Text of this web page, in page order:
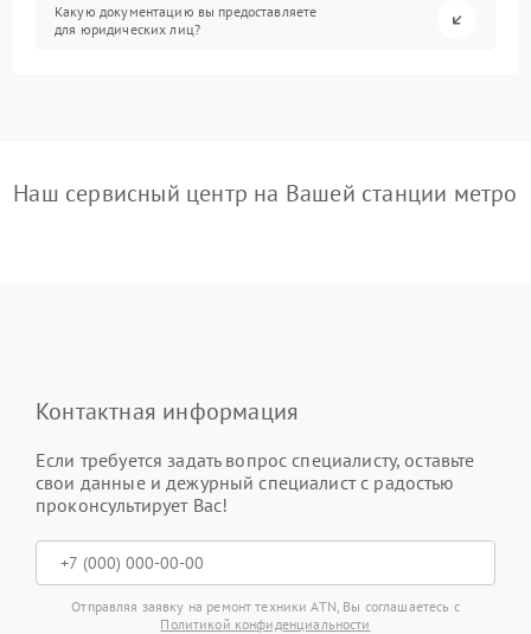
Какую документацию вы предоставляете
для юридических лиц?
Наш сервисный центр на Вашей станции метро
Контактная информация
Если требуется задать вопрос специалисту, оставьте
свои данные и дежурный специалист с радостью
проконсультирует Вас!
Отправляя заявку на ремонт техники ATN, Вы соглашаетесь с
Политикой конфиденциальности